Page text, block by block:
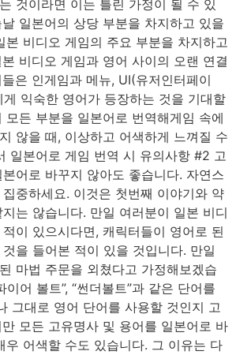
것이라면 이는 틀린 가정이 될 수 있
일본어의 상당 부분을 차지하고 있을
본 비디오 게임의 주요 부분을 차지하고
비디오 게임과 영어 사이의 오랜 연결
은 인게임과 메뉴, UI(유저인터페이
익숙한 영어가 등장하는 것을 기대할
모든 부분을 일본어로 번역해게임 속에
않을 때, 이상하고 어색하게 느껴질 수
일본어로 게임 번역 시 유의사항 #2 고
어로 바꾸지 않아도 좋습니다. 자연스
중하세요. 이것은 첫번째 이야기와 약
는 않습니다. 만일 여러분이 일본 비디
이 있으시다면, 캐릭터들이 영어로 된
을 들어본 적이 있을 것입니다. 만일
마법 주문을 외쳤다고 가정해보겠습
이어 볼트”, “썬더볼트”과 같은 단어를
그대로 영어 단어를 사용할 것인지 고
모든 고유명사 및 용어를 일본어로 바
우 어색할 수도 있습니다. 그 이유는 다